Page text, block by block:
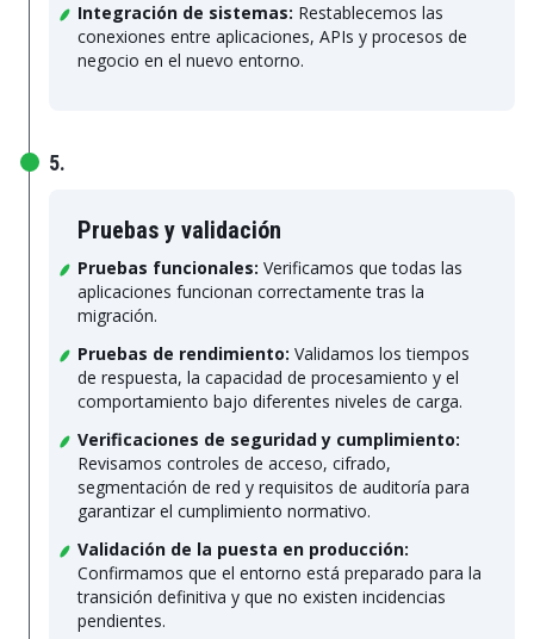
Integración de sistemas: Restablecemos las
conexiones entre aplicaciones, APIs y procesos de
negocio en el nuevo entorno.
Pruebas y validación
Pruebas funcionales: Verificamos que todas las
aplicaciones funcionan correctamente tras la
migración.
Pruebas de rendimiento: Validamos los tiempos
de respuesta, la capacidad de procesamiento y el
comportamiento bajo diferentes niveles de carga.
Verificaciones de seguridad y cumplimiento:
Revisamos controles de acceso, cifrado,
segmentación de red y requisitos de auditoría para
garantizar el cumplimiento normativo.
Validación de la puesta en producción:
Confirmamos que el entorno está preparado para la
transición definitiva y que no existen incidencias
pendientes.
5.